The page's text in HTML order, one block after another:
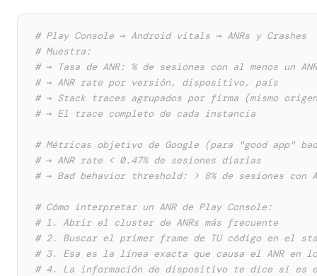
# Play Console → Android vitals → ANRs y Crashes
# Muestra:
# → Tasa de ANR: % de sesiones con al menos un ANR
# → ANR rate por versión, dispositivo, país
# → Stack traces agrupados por firma (mismo
# → El trace completo de cada instancia
# Métricas objetivo de Google (para "good app"
# → ANR rate < 0.47% de sesiones diarias
# → Bad behavior threshold: > 8% de sesiones con
# Cómo interpretar un ANR de Play Console:
# 1. Abrir el cluster de ANRs más frecuente
# 2. Buscar el primer frame de TU código en el
# 3. Esa es la línea exacta que causa el ANR en
# 4. La información de dispositivo te dice si es